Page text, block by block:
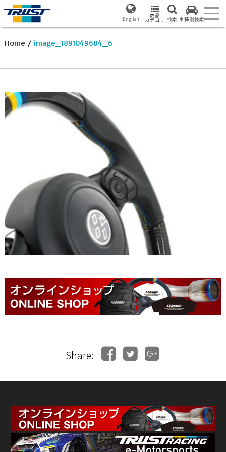
English 商品
カテゴリ 検索 車種別検索
Home / image_1891049684_6
Share: